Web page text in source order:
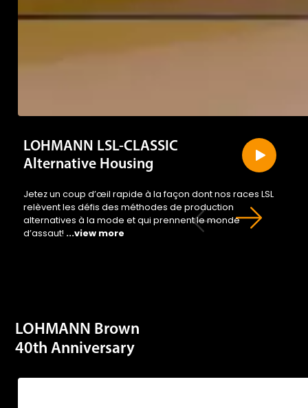
LOHMANN LSL-CLASSIC
Alternative Housing
Jetez un coup d’œil rapide à la façon dont nos races LSL
relèvent les défis des méthodes de production
alternatives à la mode et qui prennent le monde
d’assaut! ...view more
LOHMANN Brown
40th Anniversary